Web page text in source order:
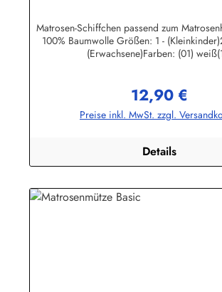
Matrosen-Schiffchen passend zum
100% Baumwolle Größen: 1 -
(Erwachsene)Farben: (01)
bekleidung.de
Regulärer Preis:
12,90 €
Preise inkl. MwSt. zzgl.
Details